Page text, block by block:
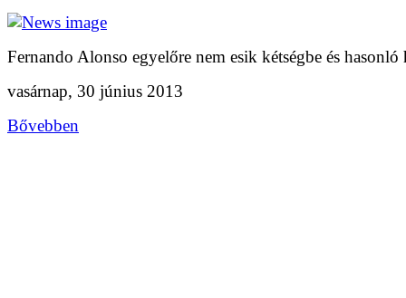
Fernando Alonso egyelőre nem esik kétségbe és hasonló
vasárnap, 30 június 2013
Bővebben